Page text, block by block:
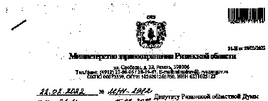
Перейти к основному содержанию